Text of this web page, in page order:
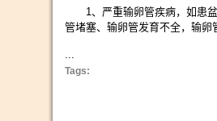
1、严重输卵管疾病，如患盆
管堵塞、输卵管发育不全，输卵
...
Tags: